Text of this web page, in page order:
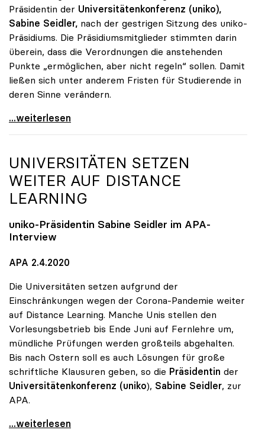
Präsidentin der Universitätenkonferenz (uniko),
Sabine Seidler, nach der gestrigen Sitzung des uniko-
Präsidiums. Die Präsidiumsmitglieder stimmten darin
überein, dass die Verordnungen die anstehenden
Punkte „ermöglichen, aber nicht regeln“ sollen. Damit
ließen sich unter anderem Fristen für Studierende in
deren Sinne verändern.
Seidler: Verordnungsermächtigung soll Handlungen
...weiterlesen
UNIVERSITÄTEN SETZEN
WEITER AUF DISTANCE
LEARNING
uniko-Präsidentin Sabine Seidler im APA-
Interview
APA 2.4.2020
Die Universitäten setzen aufgrund der
Einschränkungen wegen der Corona-Pandemie weiter
auf Distance Learning. Manche Unis stellen den
Vorlesungsbetrieb bis Ende Juni auf Fernlehre um,
mündliche Prüfungen werden großteils abgehalten.
Bis nach Ostern soll es auch Lösungen für große
schriftliche Klausuren geben, so die Präsidentin der
Universitätenkonferenz (uniko), Sabine Seidler, zur
APA.
Universitäten setzen weiter auf Distance Learning
...weiterlesen